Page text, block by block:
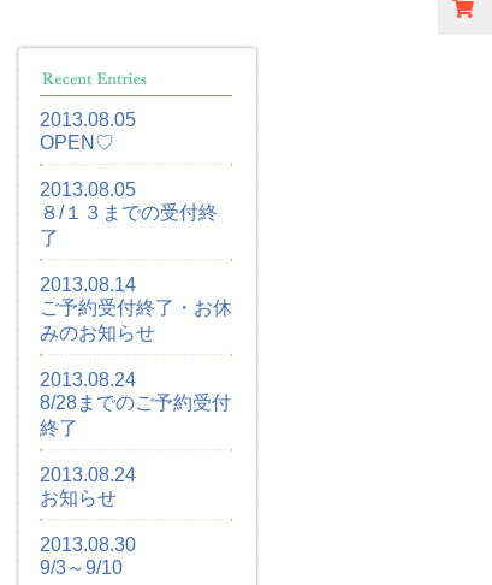
2013.08.05
OPEN♡
2013.08.05
８/１３までの受付終
了
2013.08.14
ご予約受付終了・お休
みのお知らせ
2013.08.24
8/28までのご予約受付
終了
2013.08.24
お知らせ
2013.08.30
9/3～9/10